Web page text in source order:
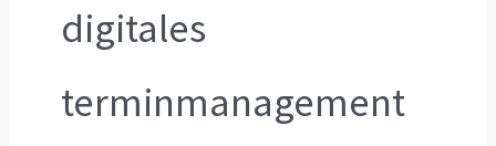
digitales
terminmanagement